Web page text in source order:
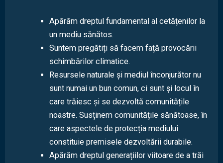
Apărăm dreptul fundamental al cetățenilor la
un mediu sănătos.
Suntem pregătiți să facem față provocării
schimbărilor climatice.
Resursele naturale și mediul înconjurător nu
sunt numai un bun comun, ci sunt și locul în
care trăiesc și se dezvoltă comunitățile
noastre. Susținem comunitățile sănătoase, în
care aspectele de protecția mediului
constituie premisele dezvoltării durabile.
Apărăm dreptul generațiilor viitoare de a trăi